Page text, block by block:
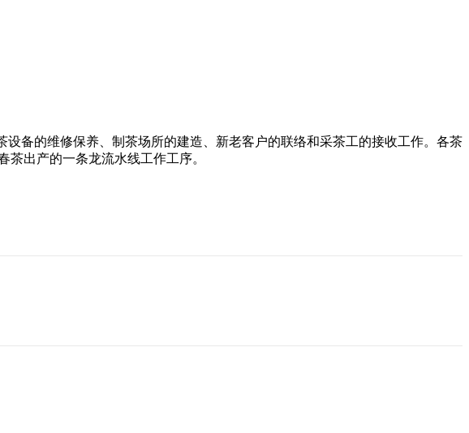
备的维修保养、制茶场所的建造、新老客户的联络和采茶工的接收工作。各茶
出产的一条龙流水线工作工序。